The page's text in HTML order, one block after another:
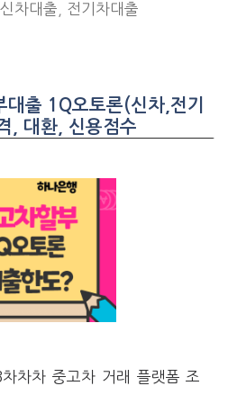
신차대출 전기차대출
출 1Q오토론(신차,전기
, 대환, 신용점수
차차 중고차 거래 플랫폼 조